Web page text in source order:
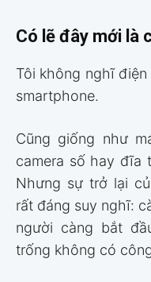
Có lẽ đây mới là
Tôi không nghĩ
smartphone.
Cũng giống như
camera số hay đĩa
Nhưng sự trở lại
rất đáng suy nghĩ:
người càng bắt
trống không có